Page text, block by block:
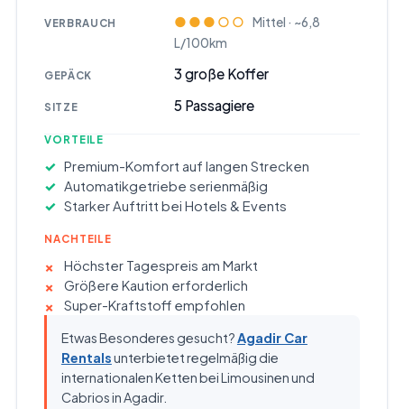
VERBRAUCH ●●●○○ Mittel · ~6,8
L/100km
GEPÄCK 3große Koffer
SITZE 5 Passagiere
VORTEILE
Premium-Komfort auf langen Strecken
Automatikgetriebe serienmäßig
Starker Auftritt bei Hotels & Events
NACHTEILE
Höchster Tagespreis am Markt
Größere Kaution erforderlich
Super-Kraftstoff empfohlen
Etwas Besonderes gesucht?Agadir Car
Rentalsunterbietet regelmäßig die
internationalen Ketten bei Limousinen und
Cabrios in Agadir.